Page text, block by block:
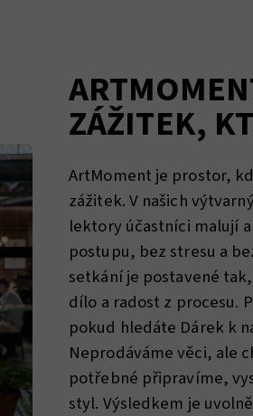
ZÁŽITEK,
ArtMoment je prostor,
zážitek. V našich
lektory účastníci malují
postupu, bez stresu a
setkání je postavené
dílo a radost z procesu.
pokud hledáte Dárek k
Neprodáváme věci, ale
potřebné připravíme,
styl. Výsledkem je